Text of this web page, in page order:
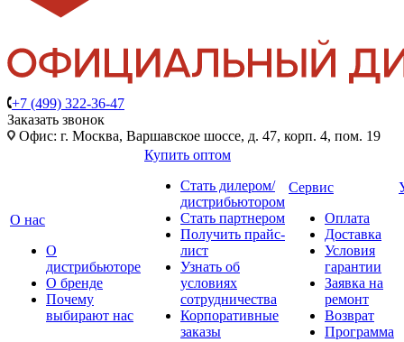
+7 (499) 322-36-47
Заказать звонок
Офис: г. Москва, Варшавское шоссе, д. 47, корп. 4, пом. 19
О нас
О
дистрибьюторе
О бренде
Почему
выбирают нас
Купить оптом
Стать дилером/
дистрибьютором
Стать партнером
Получить прайс-
лист
Узнать об
условиях
сотрудничества
Корпоративные
заказы
Сервис
Оплата
Доставка
Условия
гарантии
Заявка на
ремонт
Возврат
Программа